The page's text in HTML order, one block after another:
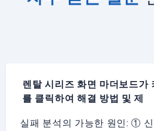
렌탈 시리즈 화면 마더보드가
를 클릭하여 해결 방법 및 제
실패 분석의 가능한 원인: ①